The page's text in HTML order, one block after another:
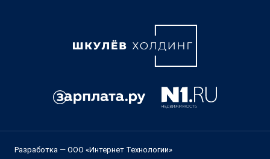
Разработка — ООО «Интернет Технологии»